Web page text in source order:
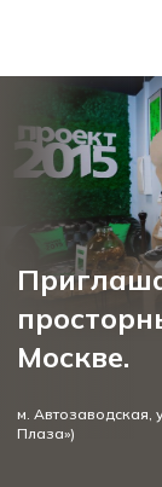
Москве.
м. Автозаводская,
Плаза»)